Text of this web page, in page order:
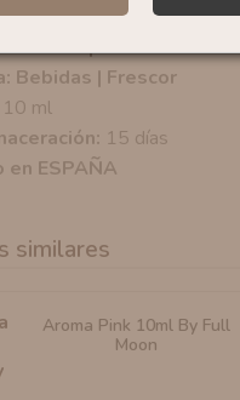
E-liquids
Bebidas | Frescor
10 ml
15 días
en ESPAÑA
similares
Aroma Pink 10ml By Full
Moon